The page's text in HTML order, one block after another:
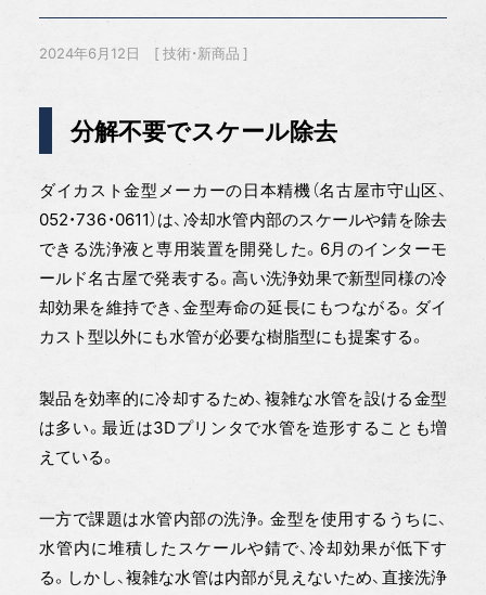
2024年6月12日 技術・新商品
分解不要でスケール除去
ダイカスト金型メーカーの日本精機（名古屋市守山区、
052・736・0611）は、冷却水管内部のスケールや錆を除去
できる洗浄液と専用装置を開発した。6月のインターモ
ールド名古屋で発表する。高い洗浄効果で新型同様の冷
却効果を維持でき、金型寿命の延長にもつながる。ダイ
カスト型以外にも水管が必要な樹脂型にも提案する。
製品を効率的に冷却するため、複雑な水管を設ける金型
は多い。最近は3Dプリンタで水管を造形することも増
えている。
一方で課題は水管内部の洗浄。金型を使用するうちに、
水管内に堆積したスケールや錆で、冷却効果が低下す
る。しかし、複雑な水管は内部が見えないため、直接洗浄